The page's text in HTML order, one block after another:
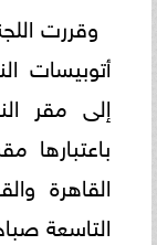
وقررت
أتوبيسات
إلى مقر
القاهرة
التاسعة